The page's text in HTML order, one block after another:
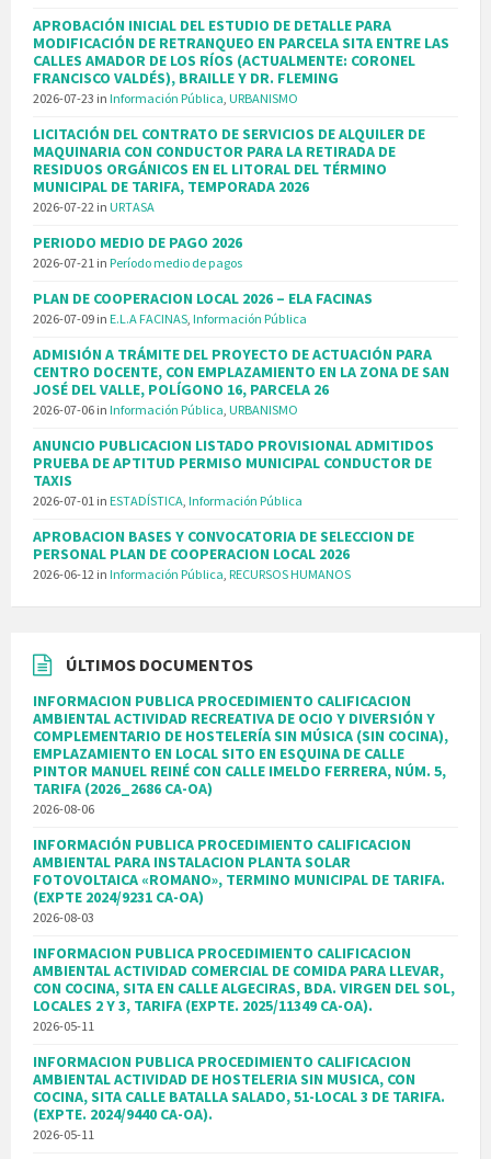
APROBACIÓN INICIAL DEL ESTUDIO DE DETALLE PARA
MODIFICACIÓN DE RETRANQUEO EN PARCELA SITA ENTRE LAS
CALLES AMADOR DE LOS RÍOS (ACTUALMENTE: CORONEL
FRANCISCO VALDÉS), BRAILLE Y DR. FLEMING
2026-07-23 in Información Pública, URBANISMO
LICITACIÓN DEL CONTRATO DE SERVICIOS DE ALQUILER DE
MAQUINARIA CON CONDUCTOR PARA LA RETIRADA DE
RESIDUOS ORGÁNICOS EN EL LITORAL DEL TÉRMINO
MUNICIPAL DE TARIFA, TEMPORADA 2026
2026-07-22 in URTASA
PERIODO MEDIO DE PAGO 2026
2026-07-21 in Período medio de pagos
PLAN DE COOPERACION LOCAL 2026 – ELA FACINAS
2026-07-09 in E.L.A FACINAS, Información Pública
ADMISIÓN A TRÁMITE DEL PROYECTO DE ACTUACIÓN PARA
CENTRO DOCENTE, CON EMPLAZAMIENTO EN LA ZONA DE SAN
JOSÉ DEL VALLE, POLÍGONO 16, PARCELA 26
2026-07-06 in Información Pública, URBANISMO
ANUNCIO PUBLICACION LISTADO PROVISIONAL ADMITIDOS
PRUEBA DE APTITUD PERMISO MUNICIPAL CONDUCTOR DE
TAXIS
2026-07-01 in ESTADÍSTICA, Información Pública
APROBACION BASES Y CONVOCATORIA DE SELECCION DE
PERSONAL PLAN DE COOPERACION LOCAL 2026
2026-06-12 in Información Pública, RECURSOS HUMANOS
ÚLTIMOS DOCUMENTOS
INFORMACION PUBLICA PROCEDIMIENTO CALIFICACION
AMBIENTAL ACTIVIDAD RECREATIVA DE OCIO Y DIVERSIÓN Y
COMPLEMENTARIO DE HOSTELERÍA SIN MÚSICA (SIN COCINA),
EMPLAZAMIENTO EN LOCAL SITO EN ESQUINA DE CALLE
PINTOR MANUEL REINÉ CON CALLE IMELDO FERRERA, NÚM. 5,
TARIFA (2026_2686 CA-OA)
2026-08-06
INFORMACIÓN PUBLICA PROCEDIMIENTO CALIFICACION
AMBIENTAL PARA INSTALACION PLANTA SOLAR
FOTOVOLTAICA «ROMANO», TERMINO MUNICIPAL DE TARIFA.
(EXPTE 2024/9231 CA-OA)
2026-08-03
INFORMACION PUBLICA PROCEDIMIENTO CALIFICACION
AMBIENTAL ACTIVIDAD COMERCIAL DE COMIDA PARA LLEVAR,
CON COCINA, SITA EN CALLE ALGECIRAS, BDA. VIRGEN DEL SOL,
LOCALES 2 Y 3, TARIFA (EXPTE. 2025/11349 CA-OA).
2026-05-11
INFORMACION PUBLICA PROCEDIMIENTO CALIFICACION
AMBIENTAL ACTIVIDAD DE HOSTELERIA SIN MUSICA, CON
COCINA, SITA CALLE BATALLA SALADO, 51-LOCAL 3 DE TARIFA.
(EXPTE. 2024/9440 CA-OA).
2026-05-11